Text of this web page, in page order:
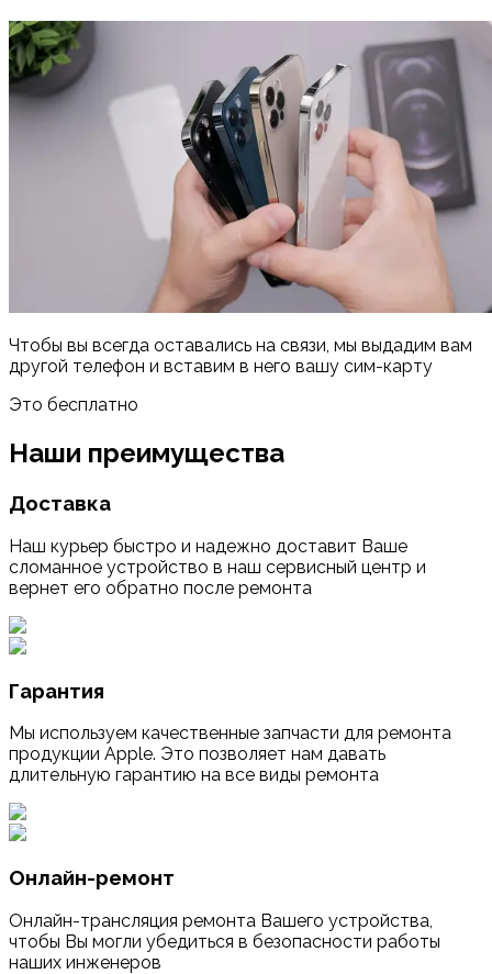
Чтобы вы всегда оставались на связи, мы выдадим вам
другой телефон и вставим в него вашу сим-карту
Это бесплатно
Наши преимущества
Доставка
Наш курьер быстро и надежно доставит Ваше
сломанное устройство в наш сервисный центр и
вернет его обратно после ремонта
Гарантия
Мы используем качественные запчасти для ремонта
продукции Apple. Это позволяет нам давать
длительную гарантию на все виды ремонта
Онлайн-ремонт
Онлайн-трансляция ремонта Вашего устройства,
чтобы Вы могли убедиться в безопасности работы
наших инженеров